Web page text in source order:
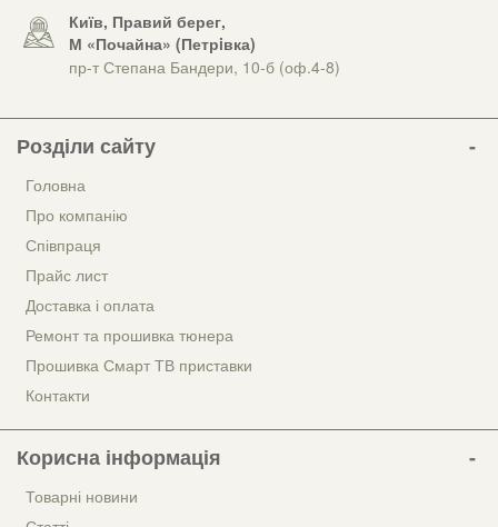
Київ, Правий берег,
М «Почайна» (Петрiвка)
пр-т Степана Бандери, 10-б (оф.4-8)
Розділи сайту
Головна
Про компанію
Співпраця
Прайс лист
Доставка і оплата
Ремонт та прошивка тюнера
Прошивка Смарт ТВ приставки
Контакти
Корисна інформація
Товарні новини